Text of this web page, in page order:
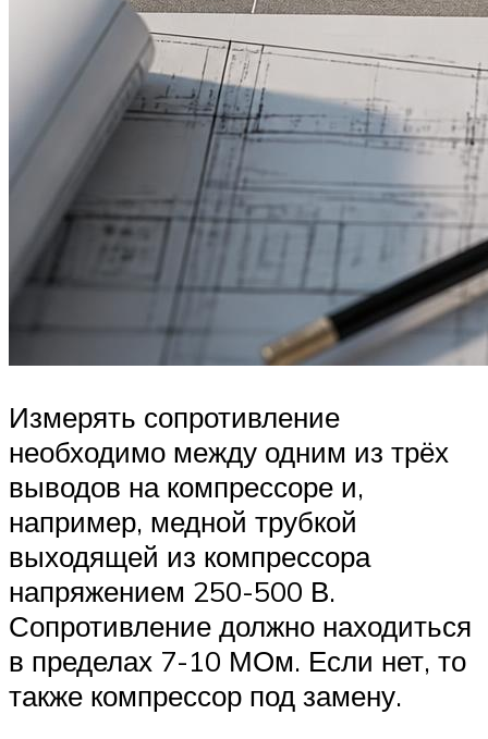
Измерять сопротивление
необходимо между одним из трёх
выводов на компрессоре и,
например, медной трубкой
выходящей из компрессора
напряжением 250-500 В.
Сопротивление должно находиться
в пределах 7-10 МОм. Если нет, то
также компрессор под замену.